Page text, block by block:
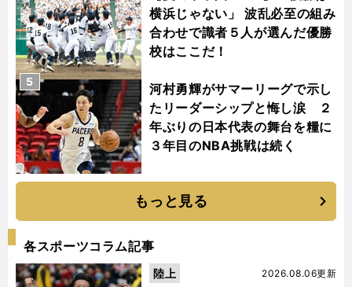
横浜じゃない」 波乱必至の組み
合わせで識者５人が選んだ優勝
校はここだ！
河村勇輝がサマーリーグで示し
たリーダーシップと悔し涙 ２
年ぶりの日本代表の舞台を糧に
３年目のNBA挑戦は続く
5
もっと見る
各スポーツコラム記事
2026.08.06更新
陸上